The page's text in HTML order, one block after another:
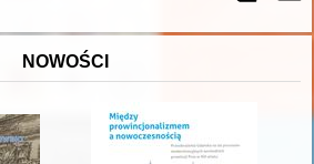
NOWOŚCI